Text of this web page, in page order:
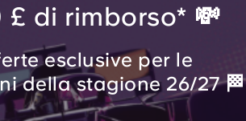
£ di rimborso* 💸
esclusive per le
della stagione 26/27 🏁